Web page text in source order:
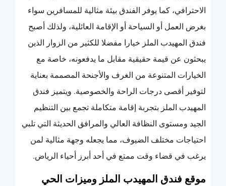
الاحترافي، كما يوفر الفندق بيئة مثالية للمسافرين سواء
بغرض العمل أو السياحة أو الإقامة العائلية، ولذلك أصبح
فندق المهيدب الملز خيارا مفضلا للكثير من الزوار الذين
يبحثون عن قيمة حقيقية مقابل ما يدفعونه، خاصة مع
الخيارات المتنوعة من الغرف والأجنحة المصممة بعناية
لتوفير أقصى درجات الراحة والخصوصية. ويتميز فندق
المهيدب الملز بتجربة إقامة متكاملة تجمع بين التنظيم
الجيد ومستوى النظافة العالي والمرافق الحديثة التي تلبي
احتياجات مختلف الضيوف، مما يجعله وجهة مثالية لمن
يرغب في قضاء وقت ممتع في أحد أبرز أحياء الرياض.
موقع فندق المهيدب الملز وميزات الحي